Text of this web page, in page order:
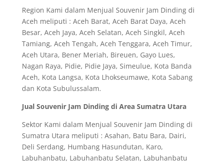
Region Kami dalam Menjual Souvenir Jam Dinding di
Aceh meliputi : Aceh Barat, Aceh Barat Daya, Aceh
Besar, Aceh Jaya, Aceh Selatan, Aceh Singkil, Aceh
Tamiang, Aceh Tengah, Aceh Tenggara, Aceh Timur,
Aceh Utara, Bener Meriah, Bireuen, Gayo Lues,
Nagan Raya, Pidie, Pidie Jaya, Simeulue, Kota Banda
Aceh, Kota Langsa, Kota Lhokseumawe, Kota Sabang
dan Kota Subulussalam.
Jual Souvenir Jam Dinding di Area Sumatra Utara
Sektor Kami dalam Menjual Souvenir Jam Dinding di
Sumatra Utara meliputi : Asahan, Batu Bara, Dairi,
Deli Serdang, Humbang Hasundutan, Karo,
Labuhanbatu, Labuhanbatu Selatan, Labuhanbatu